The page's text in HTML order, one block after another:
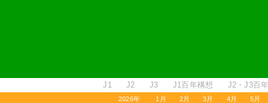
J1 J2 J3 J1百年構想 J2・J3百
2026年 1月 2月 3月 4月 5月